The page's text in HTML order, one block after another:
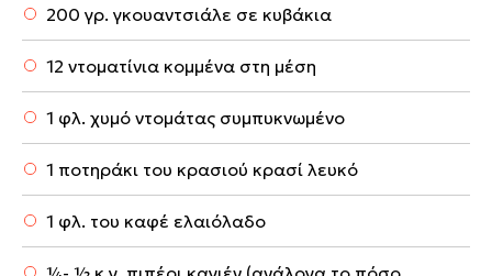
200 γρ. γκουαντσιάλε σε κυβάκια
12 ντοματίνια κομμένα στη μέση
1 φλ. χυμό ντομάτας συμπυκνωμένο
1 ποτηράκι του κρασιού κρασί λευκό
1 φλ. του καφέ ελαιόλαδο